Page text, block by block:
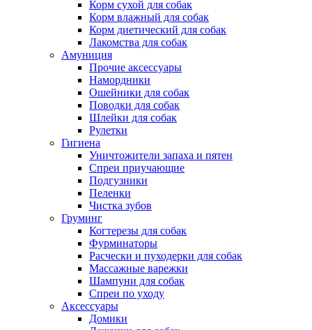
Корм сухой для собак
Корм влажный для собак
Корм диетический для собак
Лакомства для собак
Амуниция
Прочие аксессуары
Намордники
Ошейники для собак
Поводки для собак
Шлейки для собак
Рулетки
Гигиена
Уничтожители запаха и пятен
Спреи приучающие
Подгузники
Пеленки
Чистка зубов
Груминг
Когтерезы для собак
Фурминаторы
Расчески и пуходерки для собак
Массажные варежки
Шампуни для собак
Спреи по уходу
Аксессуары
Домики